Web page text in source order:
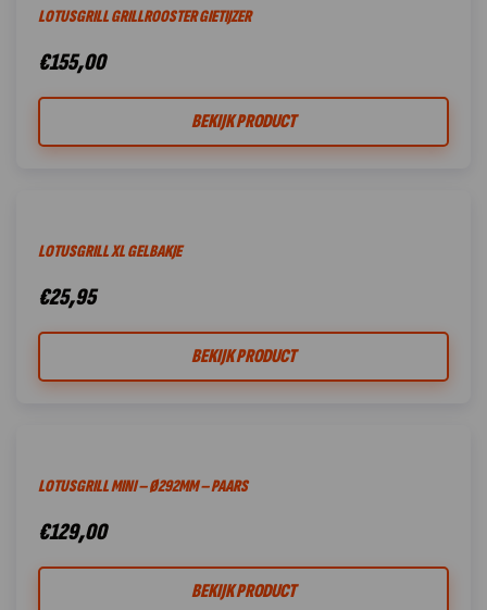
LOTUSGRILL GRILLROOSTER GIETIJZER
€155,00
BEKIJK PRODUCT
LOTUSGRILL XL GELBAKJE
€25,95
BEKIJK PRODUCT
LOTUSGRILL MINI – Ø292MM – PAARS
€129,00
BEKIJK PRODUCT